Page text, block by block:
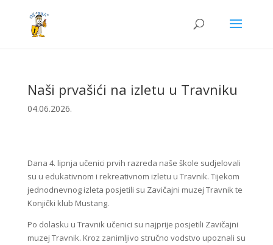
Naši prvašići na izletu u Travniku
04.06.2026.
Dana 4. lipnja učenici prvih razreda naše škole sudjelovali
su u edukativnom i rekreativnom izletu u Travnik. Tijekom
jednodnevnog izleta posjetili su Zavičajni muzej Travnik te
Konjički klub Mustang.
Po dolasku u Travnik učenici su najprije posjetili Zavičajni
muzej Travnik. Kroz zanimljivo stručno vodstvo upoznali su